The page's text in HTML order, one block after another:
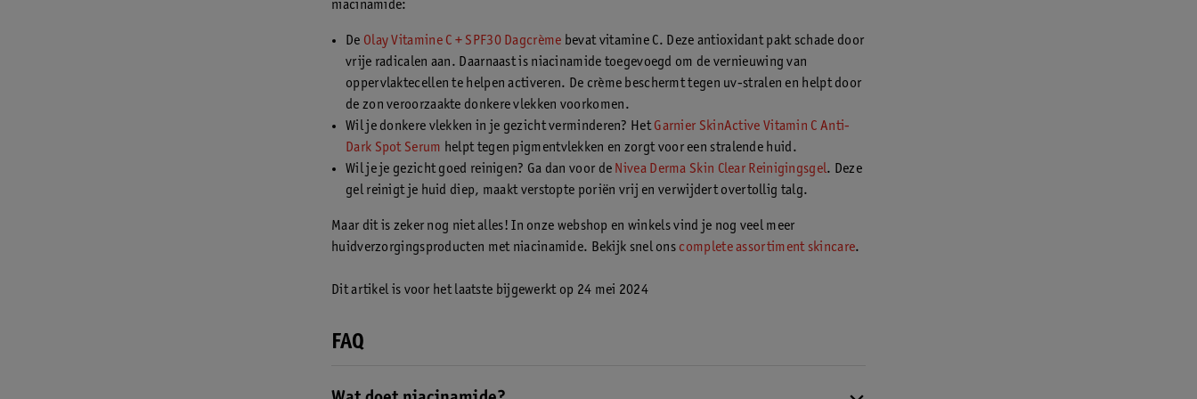
niacinamide:
De Olay Vitamine C + SPF30 Dagcrème bevat vitamine C. Deze antioxidant pakt schade door
vrije radicalen aan. Daarnaast is niacinamide toegevoegd om de vernieuwing van
oppervlaktecellen te helpen activeren. De crème beschermt tegen uv-stralen en helpt door
de zon veroorzaakte donkere vlekken voorkomen.
Wil je donkere vlekken in je gezicht verminderen? HetGarnier SkinActive Vitamin C Anti-
Dark Spot Serum helpt tegen pigmentvlekken en zorgt voor een stralende huid.
Wil je je gezicht goed reinigen? Ga dan voor de Nivea Derma Skin Clear Reinigingsgel. Deze
gel reinigt je huid diep, maakt verstopte poriën vrij en verwijdert overtollig talg.
Maar dit is zeker nog niet alles! In onze webshop en winkels vind je nog veel meer
huidverzorgingsproducten met niacinamide. Bekijk snel ons complete assortiment skincare.
Dit artikel is voor het laatste bijgewerkt op 24 mei 2024
FAQ